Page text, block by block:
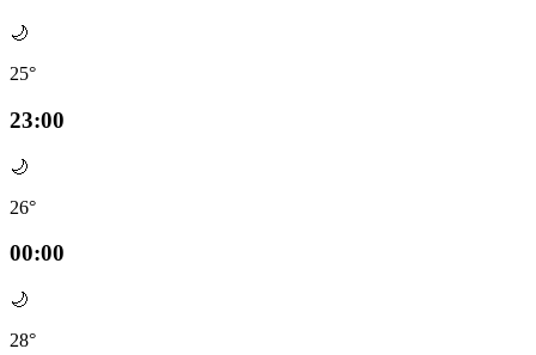
🌙
25°
23:00
🌙
26°
00:00
🌙
28°